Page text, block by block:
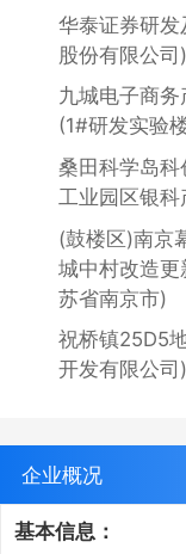
华泰证券研
股份有限公司)
九城电子商
(1#研发实验
桑田科学岛
工业园区银
(鼓楼区)南京
城中村改造
苏省南京市)
祝桥镇25D5
开发有限公司)
企业概况
基本信息：